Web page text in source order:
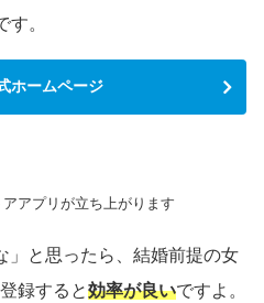
。
ホームページ
アプリが立ち上がります
」と思ったら、結婚前提の女
録すると効率が良いですよ。